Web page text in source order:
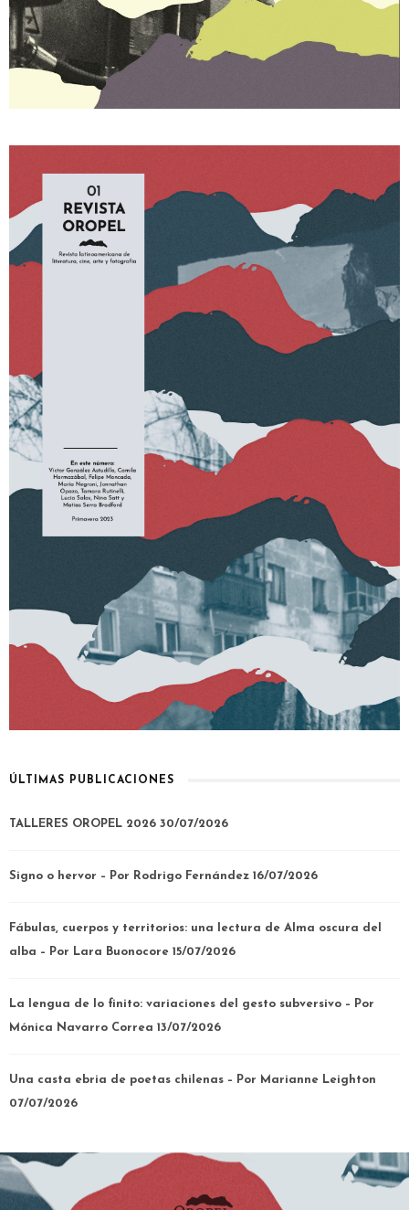
ÚLTIMAS PUBLICACIONES
TALLERES OROPEL 2026 30/07/2026
Signo o hervor – Por Rodrigo Fernández 16/07/2026
Fábulas, cuerpos y territorios: una lectura de Alma oscura del
alba – Por Lara Buonocore 15/07/2026
La lengua de lo finito: variaciones del gesto subversivo – Por
Mónica Navarro Correa 13/07/2026
Una casta ebria de poetas chilenas – Por Marianne Leighton
07/07/2026